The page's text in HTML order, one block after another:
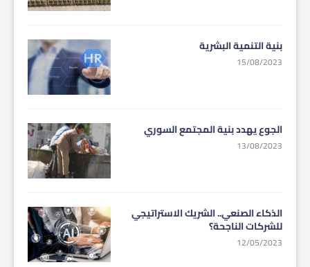
بنية التنمية البشرية
15/08/2023
الجوع يهدد بنية المجتمع السوري
13/08/2023
الذكاء الصنعي.. الشريك الاستراتيجي
للشركات الناجحة؟
12/05/2023